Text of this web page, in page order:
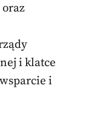
i klatce
i